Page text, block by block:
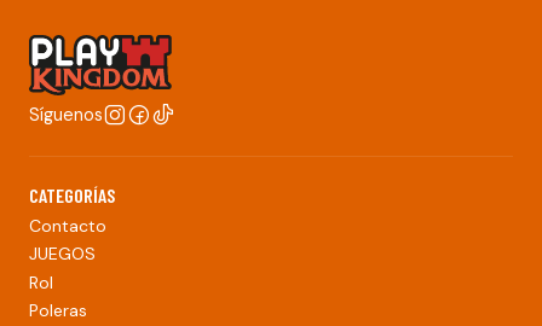
Síguenos
CATEGORÍAS
Contacto
JUEGOS
Rol
Poleras